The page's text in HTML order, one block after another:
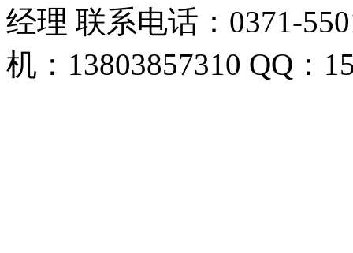
经理 联系电话：0371-
机：13803857310 QQ：